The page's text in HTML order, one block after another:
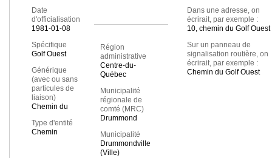
Date
d'officialisation
1981-01-08
Spécifique
Golf Ouest
Générique
(avec ou sans
particules de
liaison)
Chemin du
Type d'entité
Chemin
Région
administrative
Centre-du-
Québec
Municipalité
régionale de
comté (MRC)
Drummond
Municipalité
Drummondville
(Ville)
Dans une adresse, on
écrirait, par exemple :
10, chemin du Golf Ouest
Sur un panneau de
signalisation routière, on
écrirait, par exemple :
Chemin du Golf Ouest